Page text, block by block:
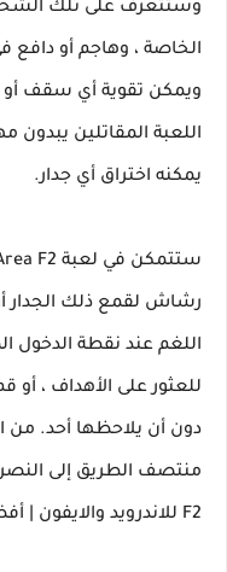
وستتعرف على تلك
الخاصة ، وهاجم أو
ويمكن تقوية أي سقف أو
اللعبة المقاتلين يبدون
يمكنه اختراق أي جدار.
رشاش لقمع ذلك
اللغم عند نقطة الدخول
للعثور على الأهداف ،
دون أن يلاحظها أحد. من
F2 للاندرويد والايفون | أفضل لعبة إطلاق النار.